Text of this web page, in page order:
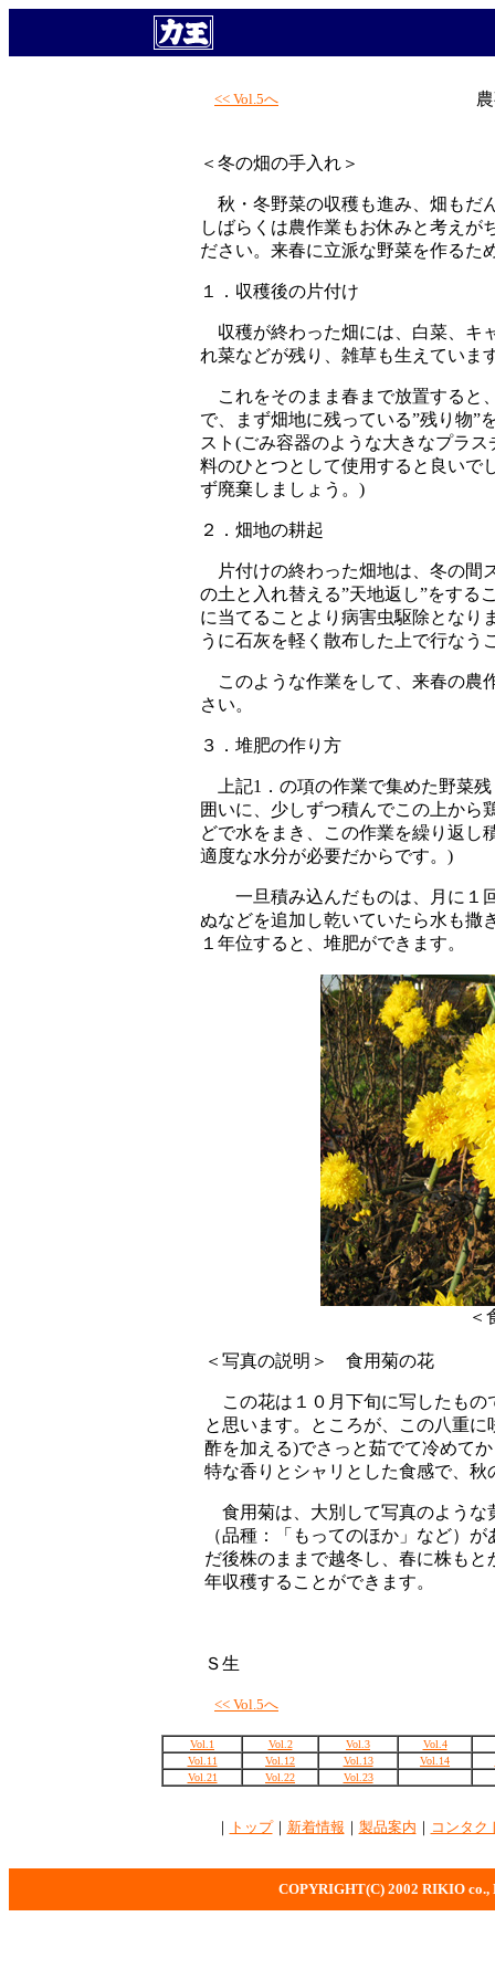
<< Vol.5へ
＜冬の畑の手入れ＞
秋・冬野菜の収穫も進み、畑もだ
しばらくは農作業もお休みと考えが
ださい。来春に立派な野菜を作るた
１．収穫後の片付け
収穫が終わった畑には、白菜、キ
れ菜などが残り、雑草も生えていま
これをそのまま春まで放置すると
で、まず畑地に残っている”残り物”
スト(ごみ容器のような大きなプラ
料のひとつとして使用すると良いで
ず廃棄しましょう。)
２．畑地の耕起
片付けの終わった畑地は、冬の間
の土と入れ替える”天地返し”をする
に当てることより病害虫駆除となり
うに石灰を軽く散布した上で行なう
このような作業をして、来春の農
さい。
３．堆肥の作り方
上記1．の項の作業で集めた野菜
囲いに、少しずつ積んでこの上から
どで水をまき、この作業を繰り返し
適度な水分が必要だからです。)
一旦積み込んだものは、月に１回
ぬなどを追加し乾いていたら水も撒
１年位すると、堆肥ができます。
＜
＜写真の説明＞ 食用菊の花
この花は１０月下旬に写したもの
と思います。ところが、この八重
酢を加える)でさっと茹でて冷めて
特な香りとシャリとした食感で、
食用菊は、大別して写真のような
（品種：「もってのほか」など）
だ後株のままで越冬し、春に株も
年収穫することができます。
Ｓ生
<< Vol.5へ
Vol.1 Vol.2 Vol.3
Vol.4
Vol.11
Vol.12 Vol.13 Vol.14
Vol.21
Vol.22 Vol.23
｜ トップ｜ 新着情報 ｜ 製品案内 ｜ コンタク
COPYRIGHT(C) 2002 RIKIO co.,